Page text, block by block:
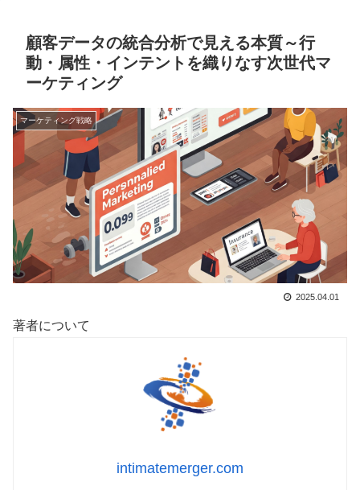
顧客データの統合分析で見える本質～行
動・属性・インテントを織りなす次世代マ
ーケティング
マーケティング戦略
2025.04.01
著者について
intimatemerger.com